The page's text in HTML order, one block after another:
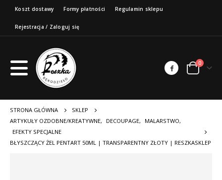
Koszt dostawy Formy płatności Regulamin sklepu
Rejestracja / Zaloguj się
0
STRONA GŁÓWNA
SKLEP
ARTYKUŁY OZDOBNE/KREATYWNE, DECOUPAGE, MALARSTWO,
EFEKTY SPECJALNE
BŁYSZCZĄCY ŻEL PENTART 50ML | TRANSPARENTNY ZŁOTY | RESZKASKLEP